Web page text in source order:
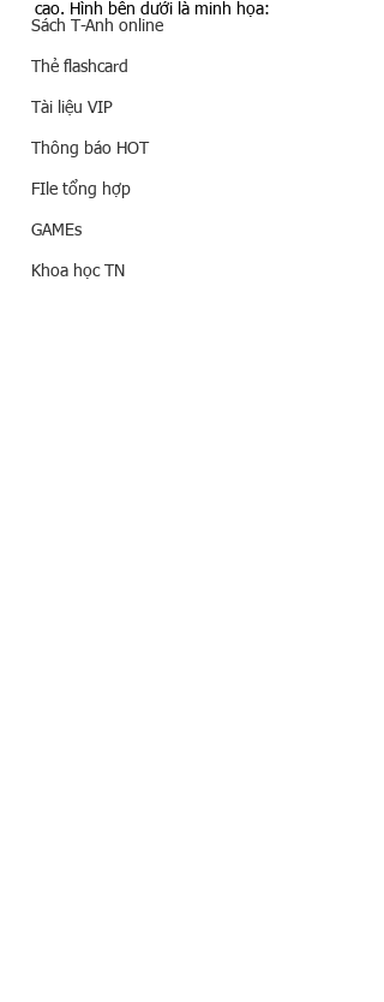
Sách T-Anh online
Thẻ flashcard
Tài liệu VIP
Thông báo HOT
FIle tổng hợp
GAMEs
Khoa học TN
cao. Hình bên dưới là minh họa: